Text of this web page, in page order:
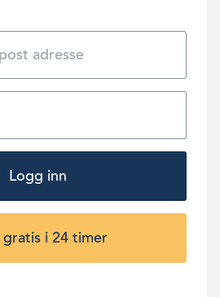
Logg inn
gratis i 24 timer